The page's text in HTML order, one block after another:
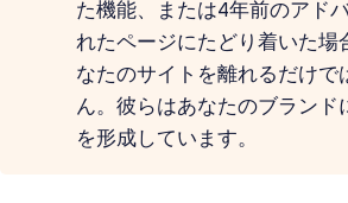
た機能、または4年前のアド
れたページにたどり着いた場
なたのサイトを離れるだけで
ん。彼らはあなたのブランド
を形成しています。